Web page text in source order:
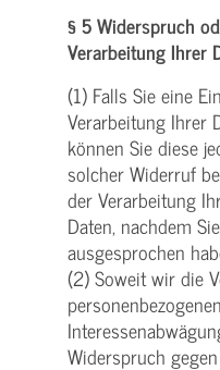
§ 5 Widerspruch
Verarbeitung Ihrer
(1) Falls Sie eine
Verarbeitung Ihrer
können Sie diese
solcher Widerruf
der Verarbeitung
Daten, nachdem
ausgesprochen
(2) Soweit wir die
Widerspruch